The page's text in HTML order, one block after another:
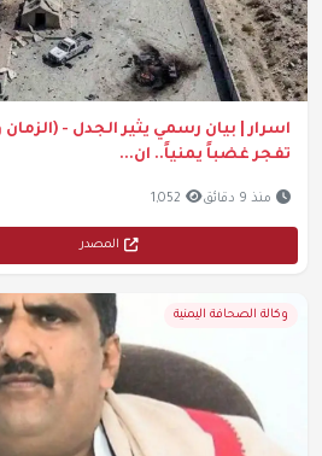
اسرار | بيان رسمي يثير الجدل -
تفجر غضباً يمنياً.. ان...
منذ 9 دقائق 1,052
المصدر
وكالة الصحافة اليمنية